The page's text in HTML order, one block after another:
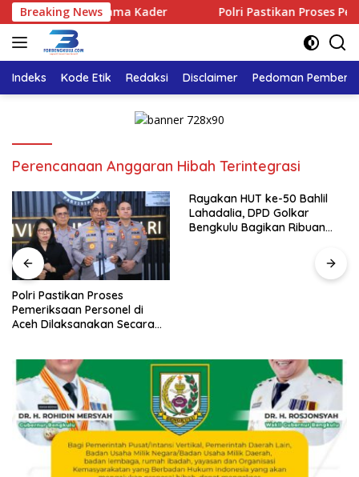
Langsung
ke
konten
Breaking News
Bersama Kader Polri Pastikan Proses
Indeks Kode Etik Redaksi Disclaimer Pedoman
Perencanaan Anggaran Hibah Terintegrasi
Polri Pastikan Proses
Pemeriksaan Personel di
Aceh Dilaksanakan Secara
Rayakan HUT ke-50 Bahlil
Lahadalia, DPD Golkar
Bengkulu Bagikan Ribuan